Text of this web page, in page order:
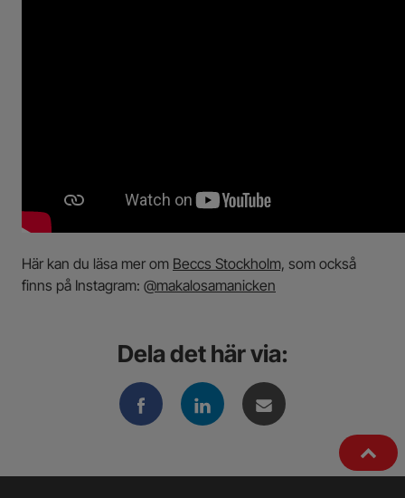
Här kan du läsa mer om Beccs Stockholm, som också
finns på Instagram: @makalosamanicken
Dela det här via: